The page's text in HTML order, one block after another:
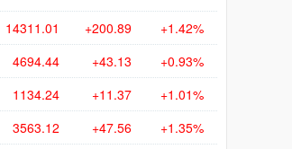
14311.01 +200.89 +1.42%
4694.44 +43.13 +0.93%
1134.24 +11.37 +1.01%
3563.12 +47.56 +1.35%